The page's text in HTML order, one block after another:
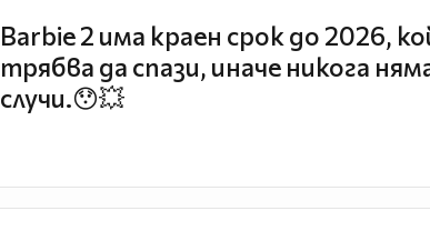
Barbie 2 има краен срок до 2026,
трябва да спази, иначе никога
случи.😯💥